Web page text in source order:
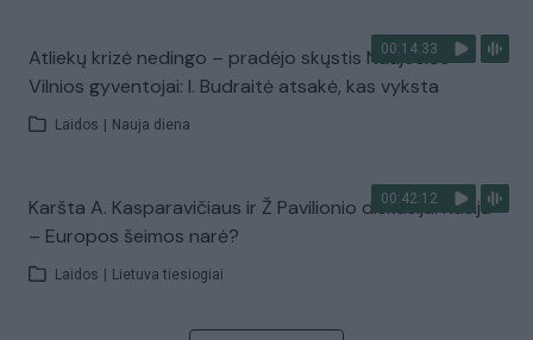
00:14:33
Atliekų krizė nedingo – pradėjo skųstis Naujosios
Vilnios gyventojai: I. Budraitė atsakė, kas vyksta
Laidos Nauja diena
00:42:12
Karšta A. Kasparavičiaus ir Ž Pavilionio diskusija: Rusija
– Europos šeimos narė?
Laidos Lietuva tiesiogiai